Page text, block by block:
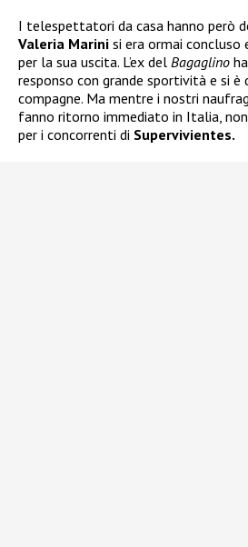
I telespettatori da casa hanno però
Valeria Marini si era ormai
per la sua uscita. L’ex del Bagaglino
responso con grande sportività e si
compagne. Ma mentre i nostri
fanno ritorno immediato in Italia,
per i concorrenti di Supervivientes.